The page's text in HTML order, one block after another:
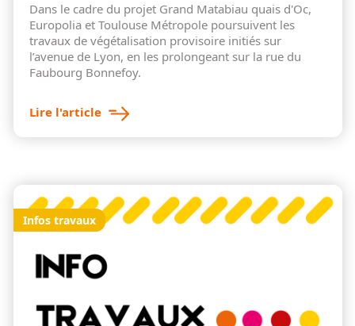
Dans le cadre du projet Grand Matabiau quais d'Oc,
Europolia et Toulouse Métropole poursuivent les
travaux de végétalisation provisoire initiés sur
l’avenue de Lyon, en les prolongeant sur la rue du
Faubourg Bonnefoy.
Lire l'article
Infos travaux